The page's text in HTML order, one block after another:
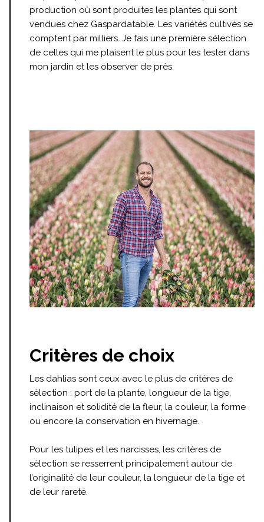
production où sont produites les plantes qui sont
vendues chez Gaspardatable. Les variétés cultivés se
comptent par milliers. Je fais une première sélection
de celles qui me plaisent le plus pour les tester dans
mon jardin et les observer de près.
Critères de choix
Les dahlias sont ceux avec le plus de critères de
sélection : port de la plante, longueur de la tige,
inclinaison et solidité de la fleur, la couleur, la forme
ou encore la conservation en hivernage.
Pour les tulipes et les narcisses, les critères de
sélection se resserrent principalement autour de
l’originalité de leur couleur, la longueur de la tige et
de leur rareté.